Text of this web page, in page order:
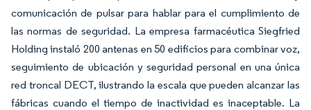
comunicación de pulsar para hablar para el cumplimiento de
las normas de seguridad. La empresa farmacéutica Siegfried
Holding instaló 200 antenas en 50 edificios para combinar voz,
seguimiento de ubicación y seguridad personal en una única
red troncal DECT, ilustrando la escala que pueden alcanzar las
fábricas cuando el tiempo de inactividad es inaceptable. La